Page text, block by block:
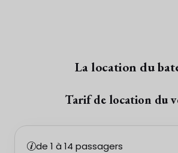
La location du
Tarif de location du
de 1 à 14 passagers